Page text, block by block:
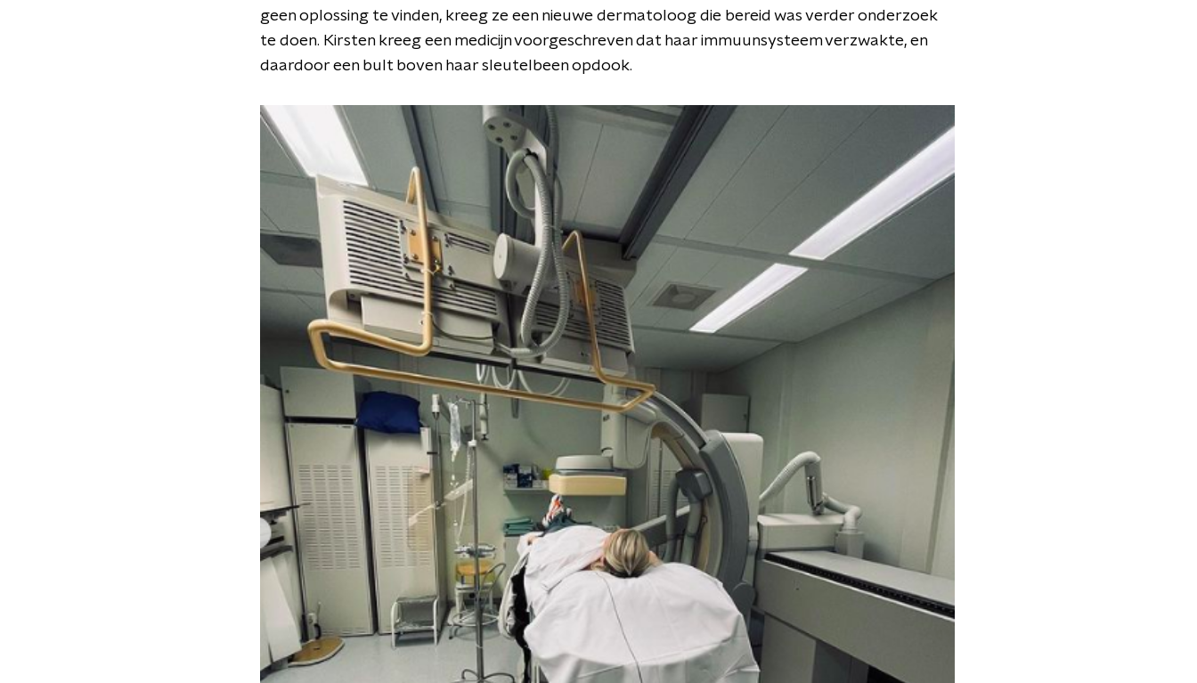
geen oplossing te vinden, kreeg ze een nieuwe dermatoloog die bereid was verder onderzoek
te doen. Kirsten kreeg een medicijn voorgeschreven dat haar immuunsysteem verzwakte, en
daardoor een bult boven haar sleutelbeen opdook.